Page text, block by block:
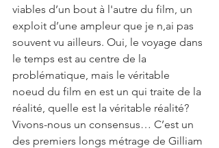
viables d’un bout à l'autre du film, un
exploit d’une ampleur que je n,ai pas
souvent vu ailleurs. Oui, le voyage dans
le temps est au centre de la
problématique, mais le véritable
noeud du film en est un qui traite de la
réalité, quelle est la véritable réalité?
Vivons-nous un consensus… C’est un
des premiers longs métrage de Gilliam